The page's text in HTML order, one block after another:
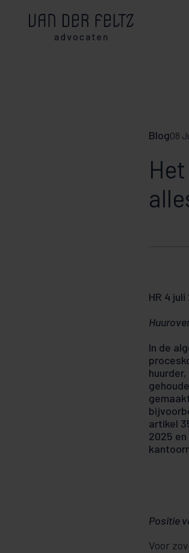
Blog08
HR 4
In de
artikel
2025
Positie
Voor